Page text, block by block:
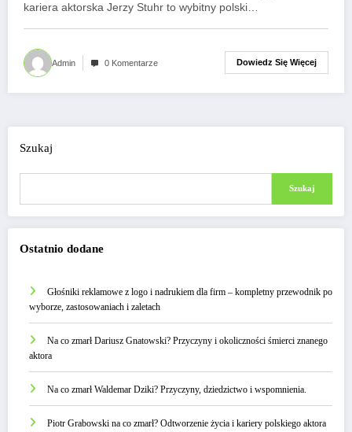
kariera aktorska Jerzy Stuhr to wybitny polski…
Admin 0 Komentarze Dowiedz Się Więcej
Szukaj
Szukaj
Ostatnio dodane
Głośniki reklamowe z logo i nadrukiem dla firm – kompletny przewodnik po
wyborze, zastosowaniach i zaletach
Na co zmarł Dariusz Gnatowski? Przyczyny i okoliczności śmierci znanego
aktora
Na co zmarł Waldemar Dziki? Przyczyny, dziedzictwo i wspomnienia.
Piotr Grabowski na co zmarł? Odtworzenie życia i kariery polskiego aktora